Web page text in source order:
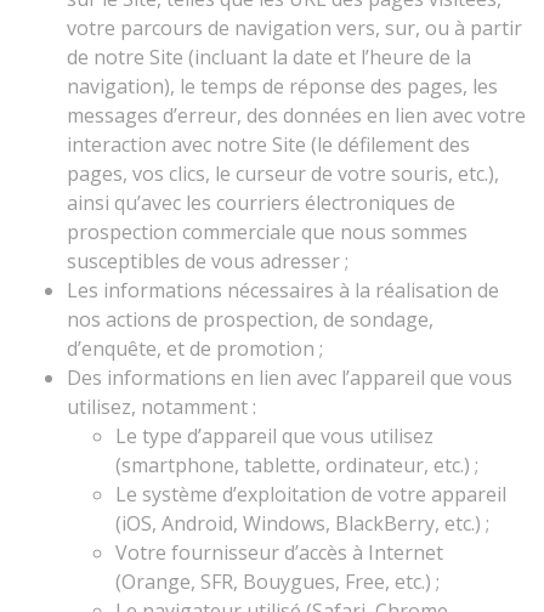
votre parcours de navigation vers, sur, ou à partir
de notre Site (incluant la date et l’heure de la
navigation), le temps de réponse des pages, les
messages d’erreur, des données en lien avec votre
interaction avec notre Site (le défilement des
pages, vos clics, le curseur de votre souris, etc.),
ainsi qu’avec les courriers électroniques de
prospection commerciale que nous sommes
susceptibles de vous adresser ;
Les informations nécessaires à la réalisation de
nos actions de prospection, de sondage,
d’enquête, et de promotion ;
Des informations en lien avec l’appareil que vous
utilisez, notamment :
Le type d’appareil que vous utilisez
(smartphone, tablette, ordinateur, etc.) ;
Le système d’exploitation de votre appareil
(iOS, Android, Windows, BlackBerry, etc.) ;
Votre fournisseur d’accès à Internet
(Orange, SFR, Bouygues, Free, etc.) ;